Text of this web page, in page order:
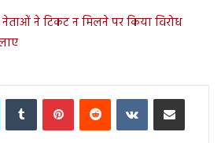
नेताओं ने टिकट न मिलने पर किया विरोध
LinkedInTumblr PinterestReddit VKontakteShare via Email